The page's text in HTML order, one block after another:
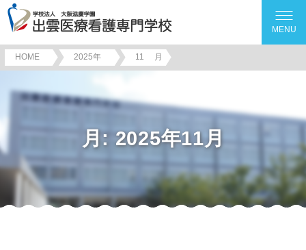
MENU
HOME 2025年 11 月
月: 2025年11月